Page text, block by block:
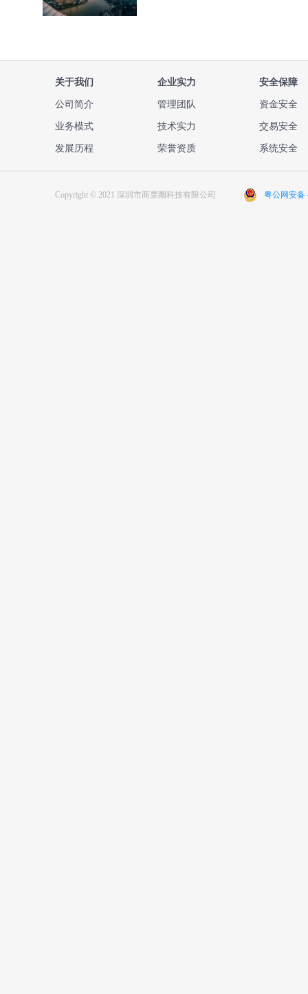
关于我们
公司简介
业务模式
发展历程
企业实力
管理团队
技术实力
荣誉资质
安全保障
资金安全
交易安全
系统安全
Copyright © 2021 深圳市商票圈科技有限公司 粤公网安备